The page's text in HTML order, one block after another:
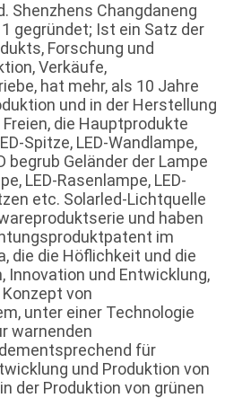
Shenzhens Changdaneng
gegründet; Ist ein Satz der
Forschung und
Verkäufe,
hat mehr, als 10 Jahre
und in der Herstellung
die Hauptprodukte
Spitze, LED-Wandlampe,
begrub Geländer der Lampe
LED-Rasenlampe, LED-
etc. Solarled-Lichtquelle
und haben
im
die die Höflichkeit und die
Innovation und Entwicklung,
von
unter einer Technologie
warnenden
für
und Produktion von
der Produktion von grünen